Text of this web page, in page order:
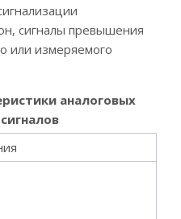
сигналы превышения
или измеряемого
аналоговых